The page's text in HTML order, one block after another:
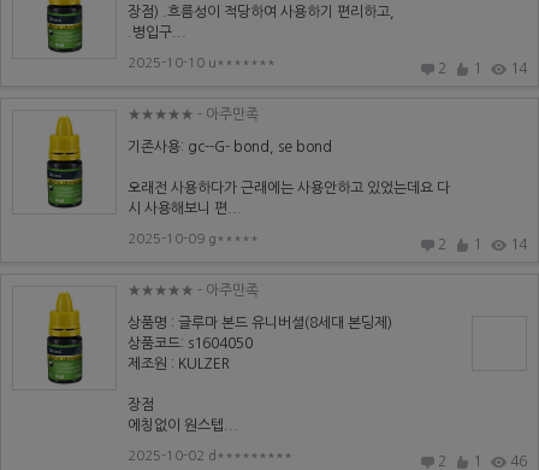
장점) .흐름성이 적당하여 사용하기 편리하고,
.병입구...
2025-10-10 u******* 2 1 14
★★★★★ - 아주만족
기존사용: gc--G- bond, se bond
오래전 사용하다가 근래에는 사용안하고 있었는데요 다
시 사용해보니 편...
2025-10-09 g***** 2 1 14
★★★★★ - 아주만족
상품명 : 글루마 본드 유니버셜(8세대 본딩제)
상품코드: s1604050
제조원 : KULZER
장점
에칭없이 원스텝...
2025-10-02 d********* 2 1 46